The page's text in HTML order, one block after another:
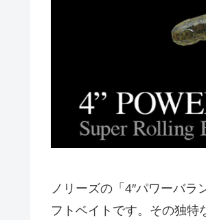
ノリーズの「4″パワーバ
フトベイトです。その独特